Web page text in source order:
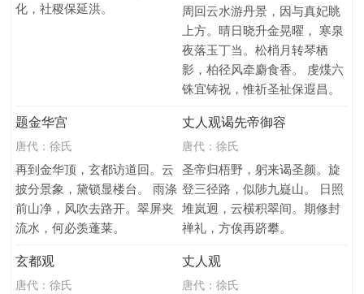
化，社稷保延洪。
周回云水游丹景，因与真妃眺
上方。晴日晓升金晃曜， 寒泉
夜落玉丁当。松梢月转琴栖
影，柏径风牵麝食香。 虔煠六
铢宜铸祝，惟祈圣祉保遐昌。
题金华宫
唐代：徐氏
再到金华顶，玄都访道回。云
披分景象，黛锁显楼台。 雨涤
前山净，风吹去路开。翠屏夹
流水，何必羡蓬莱。
丈人观谒先帝御容
唐代： 徐氏
圣帝归梧野，躬来谒圣颜。旋
登三径路，似陟九嶷山。 日照
堆岚迥，云横积翠间。期修封
禅礼，方俟再跻攀。
玄都观
唐代：徐氏
丈人观
唐代： 徐氏